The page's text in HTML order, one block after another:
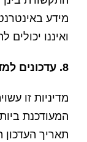
מידע
ואיננו
8. עדכונים למדיניות
מדיניות זו
המעודכנת
תאריך העדכון